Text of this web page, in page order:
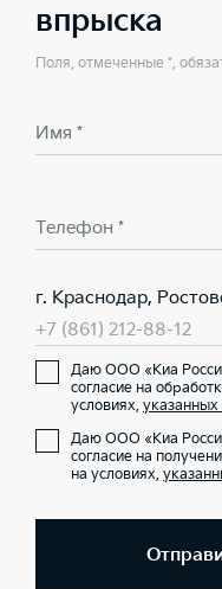
впрыска
Поля, отмеченные *,
Имя *
Телефон *
г. Краснодар,
+7 (861) 212-88-12
Даю ООО «Киа
согласие на
условиях, указанных
Даю ООО «Киа
согласие на
на условиях,